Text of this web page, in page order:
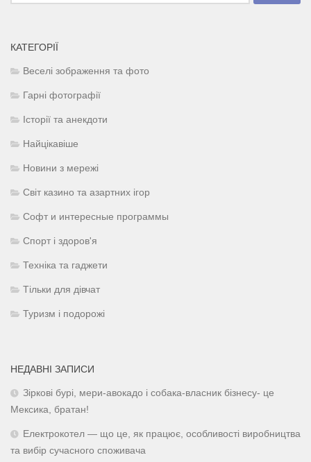
КАТЕГОРІЇ
Веселі зображення та фото
Гарні фотографії
Історії та анекдоти
Найцікавіше
Новини з мережі
Світ казино та азартних ігор
Софт и интересные программы
Спорт і здоров'я
Техніка та гаджети
Тільки для дівчат
Туризм і подорожі
НЕДАВНІ ЗАПИСИ
Зіркові бурі, мери-авокадо і собака-власник бізнесу- це
Мексика, братан!
Електрокотел — що це, як працює, особливості виробництва
та вибір сучасного споживача